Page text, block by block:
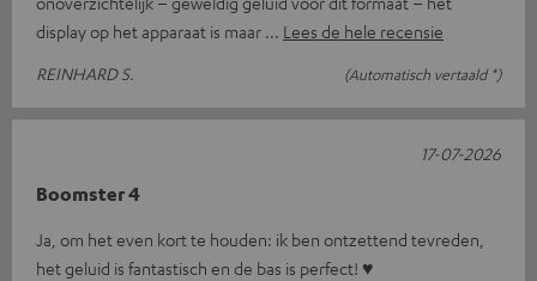
display op het apparaat is maar
Lees de hele recensie
REINHARD S.
(Automatisch vertaald *)
Boomster 4
Ja, om het even kort te houden: ik ben ontzettend tevreden,
het geluid is fantastisch en de bas is perfect! ♥
17-07-2026